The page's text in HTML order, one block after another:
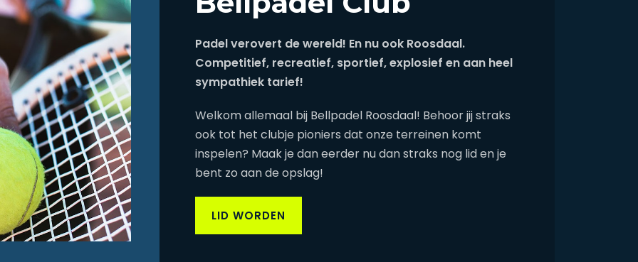
Padel verovert de wereld! En nu ook Roosdaal.
Competitief, recreatief, sportief, explosief en aan heel
sympathiek tarief!
Welkom allemaal bij Bellpadel Roosdaal! Behoor jij straks
ook tot het clubje pioniers dat onze terreinen komt
inspelen? Maak je dan eerder nu dan straks nog lid en je
bent zo aan de opslag!
LID WORDEN